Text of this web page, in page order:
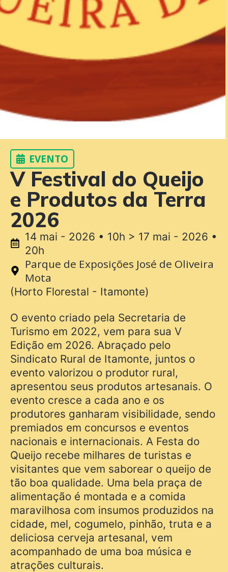
EVENTO
V Festival do Queijo
e Produtos da Terra
2026
14 mai - 2026 • 10h > 17 mai - 2026 •
20h
Parque de Exposições José de Oliveira
Mota
(Horto Florestal - Itamonte)
O evento criado pela Secretaria de
Turismo em 2022, vem para sua V
Edição em 2026. Abraçado pelo
Sindicato Rural de Itamonte, juntos o
evento valorizou o produtor rural,
apresentou seus produtos artesanais. O
evento cresce a cada ano e os
produtores ganharam visibilidade, sendo
premiados em concursos e eventos
nacionais e internacionais. A Festa do
Queijo recebe milhares de turistas e
visitantes que vem saborear o queijo de
tão boa qualidade. Uma bela praça de
alimentação é montada e a comida
maravilhosa com insumos produzidos na
cidade, mel, cogumelo, pinhão, truta e a
deliciosa cerveja artesanal, vem
acompanhado de uma boa música e
atrações culturais.